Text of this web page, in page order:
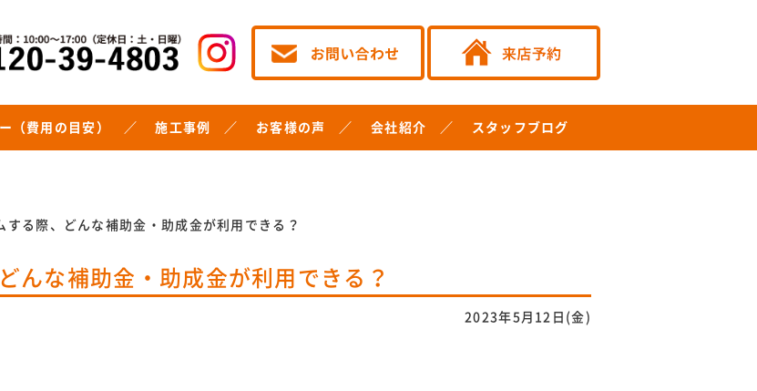
（費用の目安） 施工事例 お客様の声 会社紹介 スタッフブログ
する際、どんな補助金・助成金が利用できる？
んな補助金・助成金が利用できる？
2023年5月12日(金)